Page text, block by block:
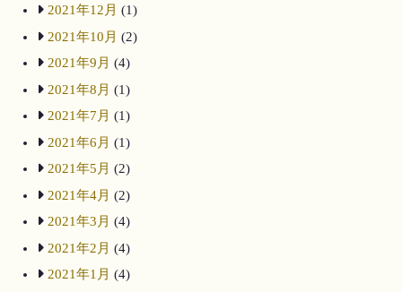
2021年12月 (1)
2021年10月 (2)
2021年9月 (4)
2021年8月 (1)
2021年7月 (1)
2021年6月 (1)
2021年5月 (2)
2021年4月 (2)
2021年3月 (4)
2021年2月 (4)
2021年1月 (4)